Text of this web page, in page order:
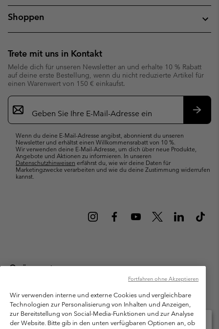
Shoppen
Trete mit uns in Kontakt
Melde dich für unseren Newsletter an und erhalte 10 % Rabatt
auf deine erste Bestellung, wenn du nicht reduzierte Artikel für
einen Warenwert von 150 € einkaufst.
Newsletter-
Anmeldung
Wenn du deine E-Mail-Adresse angibst, abonnierst du unseren
Newsletter und erhältst einen Willkommensrabatt von 10 %.
Wir verwenden deine E-Mail-Adresse, um dich über neue Produkte,
Angebote und Aktionen zu informieren. In unseren
Datenschutzhinweisen erfährst du, wie wir deine Daten für
Marketingzwecke verarbeiten und wie du deine Zustimmung widerrufen
kannst.
Österreich
Columbia Sportswear Austria GmbH. Moosfeldstraße 1, 5101
Bergheim, Salzburg Österreich. Alle Rechte vorbehalten.
Nutzungsbedingungen
Allgemeine Verkaufsbedingungen
Garantie
Datenschutzerklärung
Wir verwenden interne und externe Cookies und vergleichbare
Technologien zur Personalisierung von Inhalten und Anzeigen,
zur Bereitstellung von Social-Media-Funktionen und zur Analyse
der Website. Bitte gib in den unten verfügbaren Optionen an, ob
Fortfahren ohne Akzeptieren